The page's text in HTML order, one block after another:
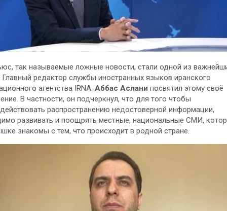
так называемые ложные новости, стали одной из
редактор службы иностранных языков иранского
агентства IRNA. Аббас Аслани посвятил этому своё
В частности, он подчеркнул, что для того чтобы
распространению недостоверной информации,
развивать и поощрять местные, национальные СМИ,
знакомы с тем, что происходит в родной стране.